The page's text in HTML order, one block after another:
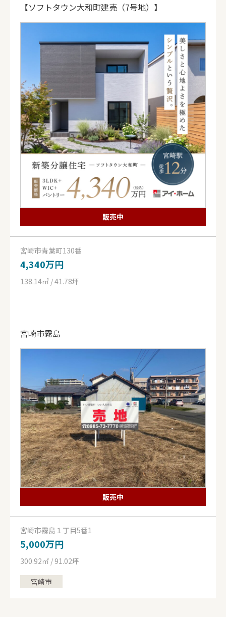
【ソフトタウン大和町建売（7号地）】
販売中
宮崎市青葉町130番
4,340万円
138.14㎡ / 41.78坪
宮崎市霧島
販売中
宮崎市霧島１丁目5番1
5,000万円
300.92㎡ / 91.02坪
宮崎市